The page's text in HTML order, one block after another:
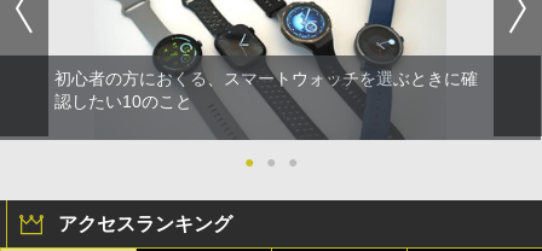
初心者の方におくる、スマートウォッチを選ぶときに確
認したい10のこと
● ● ●
アクセスランキング